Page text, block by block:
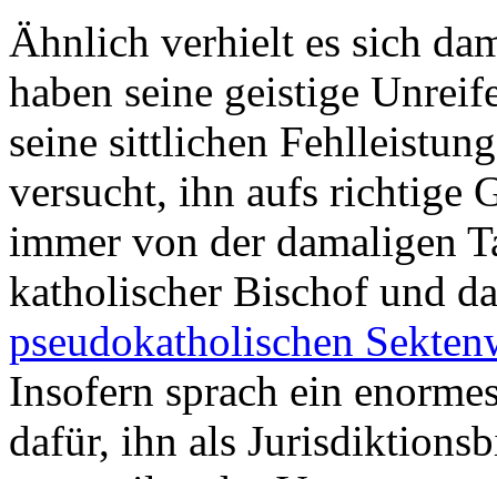
Ähnlich verhielt es sich
haben seine geistige
seine sittlichen
versucht, ihn aufs richtige
immer von der damaligen
katholischer Bischof und
pseudokatholischen
Insofern sprach ein
dafür, ihn als